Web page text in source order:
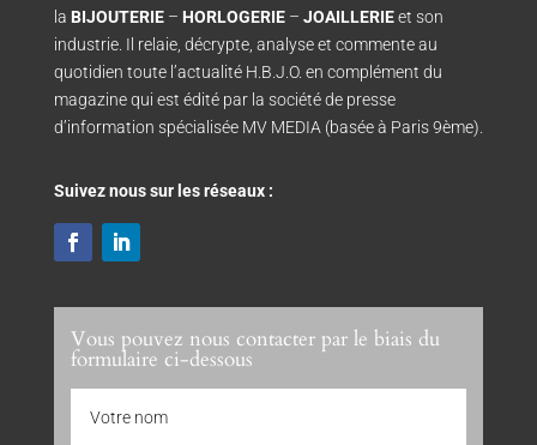
la BIJOUTERIE– HORLOGERIE– JOAILLERIEet son
industrie. Il relaie, décrypte, analyse et commente au
quotidien toute l’actualité H.B.J.O. en complément du
magazine qui est édité par la société de presse
d’information spécialisée MV MEDIA (basée à Paris 9ème).
Suivez nous sur les réseaux :
Vous pouvez nous contacter par le biais du
formulaire ci-dessous